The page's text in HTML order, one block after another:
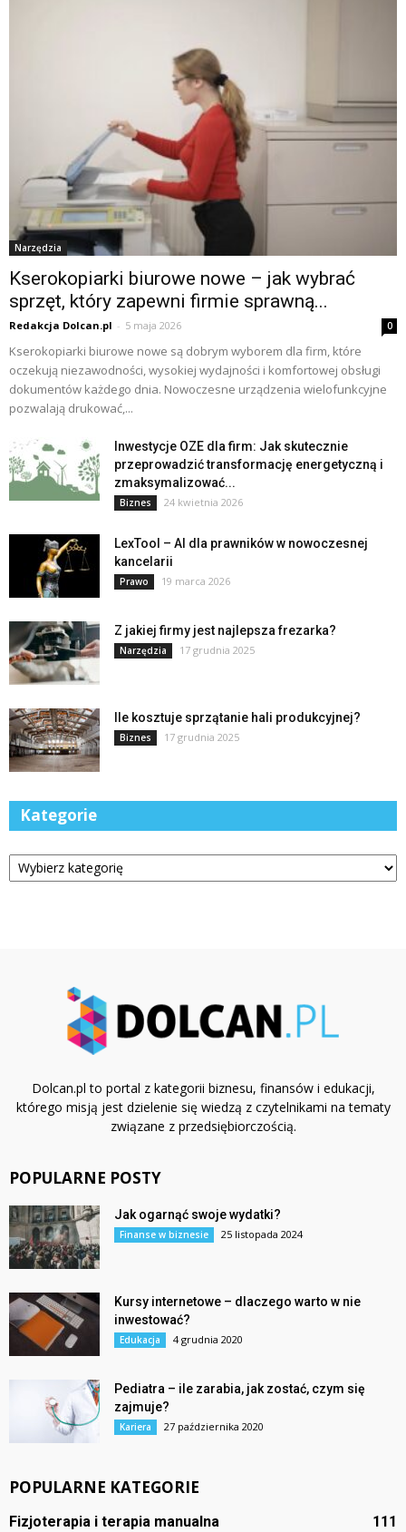
Narzędzia
Kserokopiarki biurowe nowe – jak wybrać
sprzęt, który zapewni firmie sprawną...
Redakcja Dolcan.pl - 5 maja 2026 0
Kserokopiarki biurowe nowe są dobrym wyborem dla firm, które
oczekują niezawodności, wysokiej wydajności i komfortowej obsługi
dokumentów każdego dnia. Nowoczesne urządzenia wielofunkcyjne
pozwalają drukować,...
Inwestycje OZE dla firm: Jak skutecznie
przeprowadzić transformację energetyczną i
zmaksymalizować...
Biznes 24 kwietnia 2026
LexTool – AI dla prawników w nowoczesnej
kancelarii
Prawo 19 marca 2026
Z jakiej firmy jest najlepsza frezarka?
Narzędzia 17 grudnia 2025
Ile kosztuje sprzątanie hali produkcyjnej?
Biznes 17 grudnia 2025
Kategorie
Kategorie
Dolcan.pl to portal z kategorii biznesu, finansów i edukacji,
którego misją jest dzielenie się wiedzą z czytelnikami na tematy
związane z przedsiębiorczością.
POPULARNE POSTY
Jak ogarnąć swoje wydatki?
Finanse w biznesie 25 listopada 2024
Kursy internetowe – dlaczego warto w nie
inwestować?
Edukacja 4 grudnia 2020
Pediatra – ile zarabia, jak zostać, czym się
zajmuje?
Kariera 27 października 2020
POPULARNE KATEGORIE
Fizjoterapia i terapia manualna 111